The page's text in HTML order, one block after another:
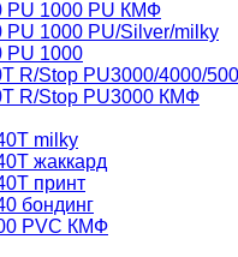
PU 1000 PU КМФ
PU 1000 PU/Silver/milky
PU 1000
R/Stop PU3000/4000/
R/Stop PU3000 КМФ
milky
жаккард
принт
бондинг
PVC КМФ